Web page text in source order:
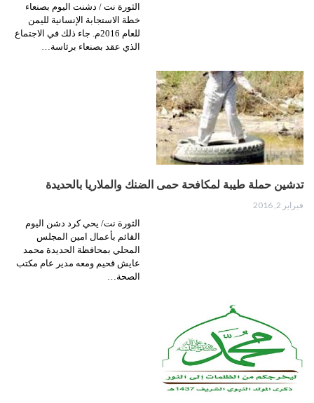
الثورة نت / دشنت اليوم بصنعاء
خطة الاستجابة الإنسانية لليمن
للعام 2016م. جاء ذلك في الاجتماع
الذي عقد بصنعاء برئاسة…
تدشين حملة طيبة لمكافحة حمى الضنك والملاريا بالحديدة
فبراير 2, 2016
الثورة نت/ يحي كرد دشن اليوم
القائم بأعمال امين المجلس
المحلي بمحافظة الحديدة محمد
عايش قحيم ومعه مدير عام مكتب
الصحة…